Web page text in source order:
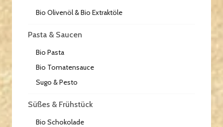
Bio Olivenöl & Bio Extraktöle
Pasta & Saucen
Bio Pasta
Bio Tomatensauce
Sugo & Pesto
Süßes & Frühstück
Bio Schokolade